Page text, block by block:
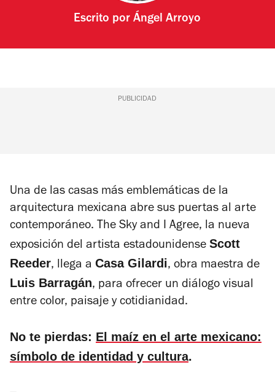
Escrito porÁngel Arroyo
PUBLICIDAD
Una de las casas más emblemáticas de la
arquitectura mexicana abre sus puertas al arte
contemporáneo. The Sky and I Agree, la nueva
exposición del artista estadounidense Scott
Reeder, llega a Casa Gilardi, obra maestra de
Luis Barragán, para ofrecer un diálogo visual
entre color, paisaje y cotidianidad.
No te pierdas: El maíz en el arte mexicano:
símbolo de identidad y cultura.